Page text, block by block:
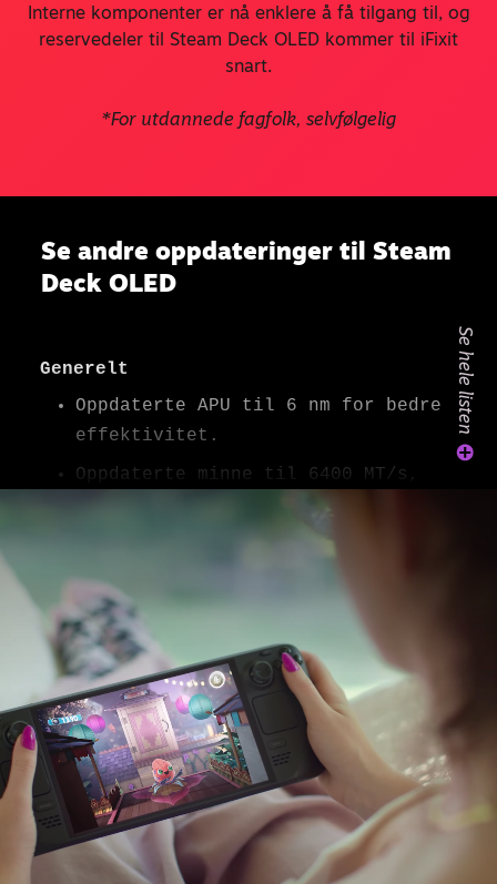
Interne komponenter er nå enklere å få tilgang til, og
reservedeler til Steam Deck OLED kommer til iFixit
snart.
*For utdannede fagfolk, selvfølgelig
Se hele listen
Se andre oppdateringer til Steam
Deck OLED
Oppdaterte APU til 6 nm for bedre
effektivitet.
Oppdaterte minne til 6400 MT/s,
som forbedrer forsinkelse og
Økte tykkelse og ytelse på
termisk modul.
Økte aktivt område til 7,4 tommer
(fra 7,0 tommer).
Oppdaterte oppdateringsfrekvens
til 90 Hz (fra 60 Hz).
Oppdaterte maks lysstyrke til
1000 nit.